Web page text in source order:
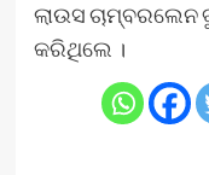
ଲାଉସ ଚାମ୍ବରଲେନ
କରିଥିଲେ ।